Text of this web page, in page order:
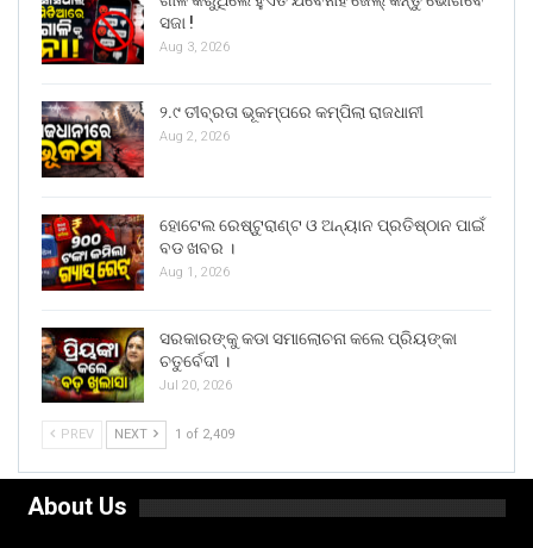
ସଜା !
Aug 3, 2026
୨.୯ ତୀବ୍ରତା ଭୂକମ୍ପରେ କମ୍ପିଲା ରାଜଧାନୀ
Aug 2, 2026
ହୋଟେଲ ରେଷ୍ଟୁରାଣ୍ଟ ଓ ଅନ୍ୟାନ ପ୍ରତିଷ୍ଠାନ ପାଇଁ
ବଡ ଖବର ।
Aug 1, 2026
ସରକାରଙ୍କୁ କଡା ସମାଲୋଚନା କଲେ ପ୍ରିୟଙ୍କା
ଚତୁର୍ବେଦୀ ।
Jul 20, 2026
PREV NEXT 1 of 2,409
About Us